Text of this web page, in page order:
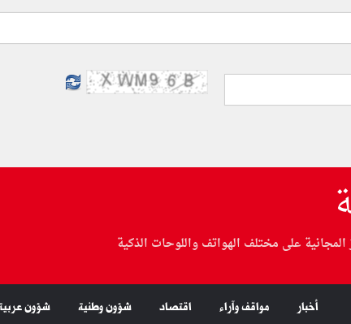
على مختلف الهواتف واللوحات الذكية
أخبار مواقف وآراء اقتصاد شؤون وطنية شؤون